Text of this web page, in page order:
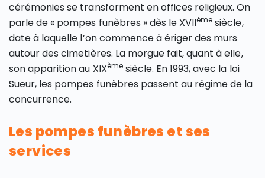
cérémonies se transforment en offices religieux. On
parle de « pompes funèbres » dès le XVIIème siècle,
date à laquelle l’on commence à ériger des murs
autour des cimetières. La morgue fait, quant à elle,
son apparition au XIXèmesiècle. En 1993, avec la loi
Sueur, les pompes funèbres passent au régime de la
concurrence.
Les pompes funèbres et ses
services